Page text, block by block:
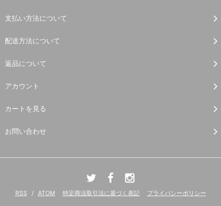
支払い方法について
配送方法について
返品について
アカウント
カートを見る
お問い合わせ
RSS / ATOM 特定商法取引法に基づく表記 プライバシーポリシー